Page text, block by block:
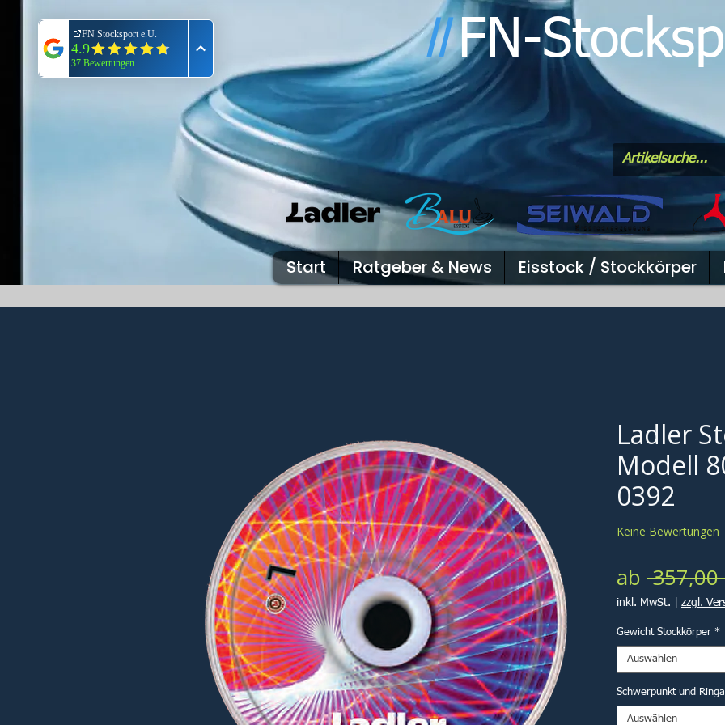
llFN-
Start Ratgeber & News Eisstock / Stockkörper
Ladler
Modell
0392
Keine Bewertungen
ab 357,00
inkl. MwSt. zzgl.
Gewicht Stockkörper *
Auswählen
Schwerpunkt und
Auswählen